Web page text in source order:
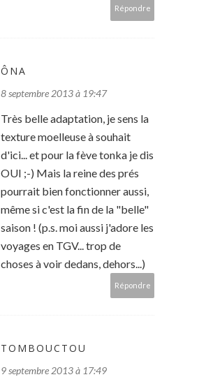
Répondre
ÔNA
8 septembre 2013 à 19:47
Très belle adaptation, je sens la
texture moelleuse à souhait
d'ici... et pour la fève tonka je dis
OUI ;-) Mais la reine des prés
pourrait bien fonctionner aussi,
même si c'est la fin de la "belle"
saison ! (p.s. moi aussi j'adore les
voyages en TGV... trop de
choses à voir dedans, dehors...)
Répondre
TOMBOUCTOU
9 septembre 2013 à 17:49